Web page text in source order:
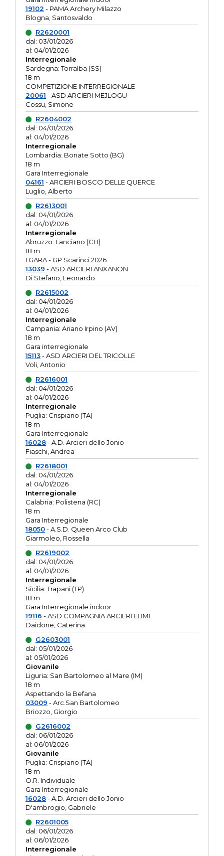
19102 - PAMA Archery Milazzo
Blogna, Santosvaldo
R2620001
dal: 03/01/2026
al: 04/01/2026
Interregionale
Sardegna: Torralba (SS)
18 m
COMPETIZIONE INTERREGIONALE
20061 - ASD ARCIERI MEJLOGU
Cossu, Simone
R2604002
dal: 04/01/2026
al: 04/01/2026
Interregionale
Lombardia: Bonate Sotto (BG)
18 m
Gara Interregionale
04161 - ARCIERI BOSCO DELLE QUERCE
Luglio, Alberto
R2613001
dal: 04/01/2026
al: 04/01/2026
Interregionale
Abruzzo: Lanciano (CH)
18 m
I GARA - GP Scarinci 2026
13039 - ASD ARCIERI ANXANON
Di Stefano, Leonardo
R2615002
dal: 04/01/2026
al: 04/01/2026
Interregionale
Campania: Ariano Irpino (AV)
18 m
Gara interregionale
15113- ASD ARCIERI DEL TRICOLLE
Voli, Antonio
R2616001
dal: 04/01/2026
al: 04/01/2026
Interregionale
Puglia: Crispiano (TA)
18 m
Gara Interregionale
16028- A.D. Arcieri dello Jonio
Fiaschi, Andrea
R2618001
dal: 04/01/2026
al: 04/01/2026
Interregionale
Calabria: Polistena (RC)
18 m
Gara Interregionale
18050- A.S.D. Queen Arco Club
Giarmoleo, Rossella
R2619002
dal: 04/01/2026
al: 04/01/2026
Interregionale
Sicilia: Trapani (TP)
18 m
Gara Interregionale indoor
19116 - ASD COMPAGNIA ARCIERI ELIMI
Daidone, Caterina
G2603001
dal: 05/01/2026
al: 05/01/2026
Giovanile
Liguria: San Bartolomeo al Mare (IM)
18 m
Aspettando la Befana
03009 - Arc.San Bartolomeo
Briozzo, Giorgio
G2616002
dal: 06/01/2026
al: 06/01/2026
Giovanile
Puglia: Crispiano (TA)
18 m
O.R. Individuale
Gara Interregionale
16028- A.D. Arcieri dello Jonio
D'ambrogio, Gabriele
R2601005
dal: 06/01/2026
al: 06/01/2026
Interregionale